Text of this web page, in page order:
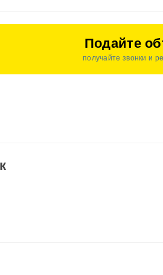
Подайте
получайте звонки и